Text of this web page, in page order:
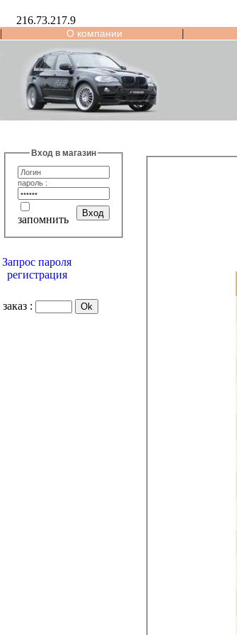
216.73.217.9
| О компании |
Вход в магазин
пароль :
запомнить
Запрос пароля
регистрация
заказ :